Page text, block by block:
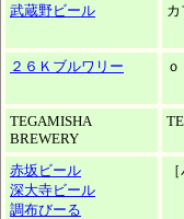
武蔵野ビール
カ
２６Ｋブルワリー
TEGAMISHA
BREWERY
赤坂ビール
深大寺ビール
調布びーる